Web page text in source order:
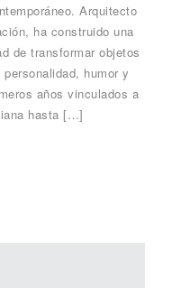
Arquitecto
ha construido una
de transformar objetos
humor y
años vinculados a
hasta […]